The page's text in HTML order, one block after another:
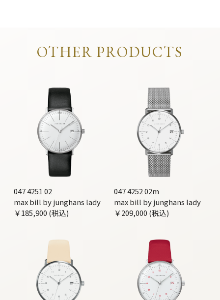
OTHER PRODUCTS
047 4251 02
max bill by junghans lady
￥185,900 (税込)
047 4252 02m
max bill by junghans lady
￥209,000 (税込)